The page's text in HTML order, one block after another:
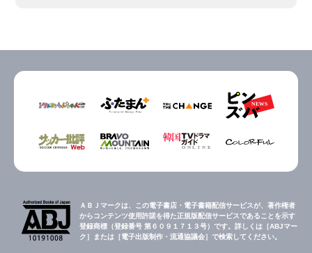
ＡＢＪマークは、この電子書店・電子書籍配信サービスが、著作権者
からコンテンツ使用許諾を得た正規版配信サービスであることを示す
登録商標（登録番号 第６０９１７１３号）です。詳しくは［ABJマー
ク］または［電子出版制作・流通協議会］で検索してください。